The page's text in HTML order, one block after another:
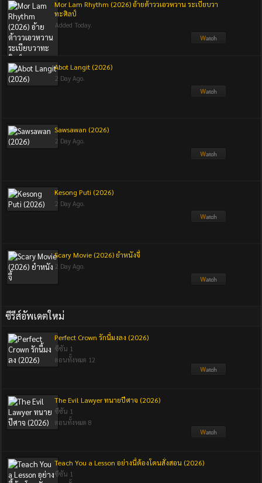
Mor Lam Rhythm (2026) อ้ายต้าววเอวหวาน ระเบียบวา
ทะศิลป์
Added Today.
Abot Langit (2026)
2 Day Ago.
Sawsawan (2026)
2 Day Ago.
Kesong Puti (2026)
2 Day Ago.
Scary Movie (2026) ยำหนังจี้
2 Day Ago.
ซีรีส์อัพเดตใหม่
Perfect Crown รักนี้มงลง (2026)
ซีซัน 1
ตอนทั้งหมด 12
The Evil Lawyer ทนายปีศาจ (2026)
ซีซัน 1
ตอนทั้งหมด 8
Teach You a Lesson อย่างนี้ต้องโดนสั่งสอน (2026)
ซีซัน 1